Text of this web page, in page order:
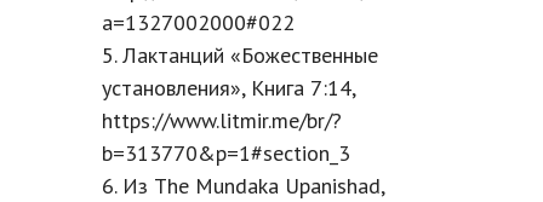
a=1327002000#022
5. Лактанций «Божественные
установления», Книга 7:14,
https://www.litmir.me/br/?
b=313770&p=1#section_3
6. Из The Mundaka Upanishad,